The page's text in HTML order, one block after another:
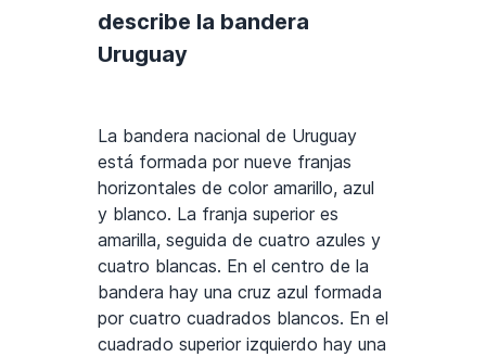
describe la bandera
Uruguay
La bandera nacional de Uruguay
está formada por nueve franjas
horizontales de color amarillo, azul
y blanco. La franja superior es
amarilla, seguida de cuatro azules y
cuatro blancas. En el centro de la
bandera hay una cruz azul formada
por cuatro cuadrados blancos. En el
cuadrado superior izquierdo hay una